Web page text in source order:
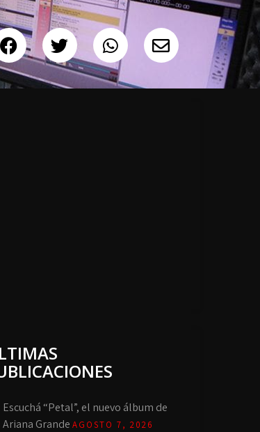
Escuchá “Petal”, el nuevo álbum de
Ariana Grande AGOSTO 7, 2026